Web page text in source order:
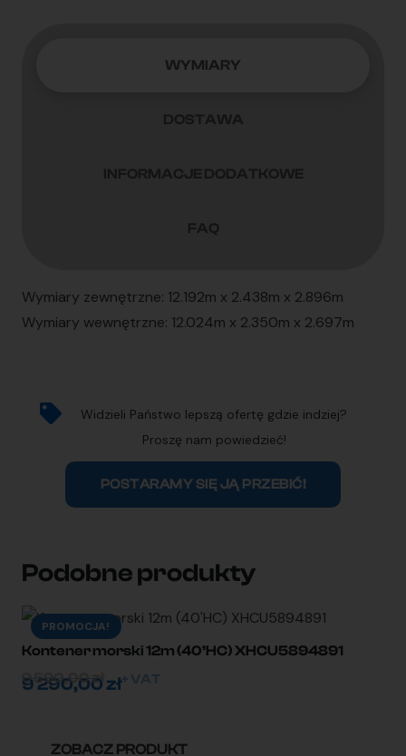
WYMIARY
Wymiary zewnętrzne: 12.192m x 2.438m x 2.896m
Wymiary wewnętrzne: 12.024m x 2.350m x 2.697m
Widzieli Państwo lepszą ofertę gdzie indziej?
Proszę nam powiedzieć!
POSTARAMY SIĘ JĄ PRZEBIĆ!
Podobne produkty
PROMOCJA!
Kontener morski 12m (40’HC) XHCU5894891
9 290,00zł+ VAT
9 590,00zł
ZOBACZ PRODUKT